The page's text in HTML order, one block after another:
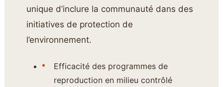
unique d’inclure la communauté dans des
initiatives de protection de
l’environnement.
Efficacité des programmes de
reproduction en milieu contrôlé